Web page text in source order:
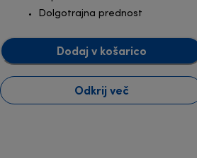
Dolgotrajna prednost
Dodaj v košarico
Odkrij več